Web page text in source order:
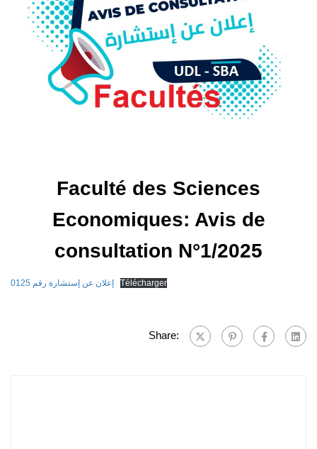
Faculté des Sciences
Economiques: Avis de
consultation N°1/2025
إعلان عن إستشارة رقم 0125 Télécharger
Share: